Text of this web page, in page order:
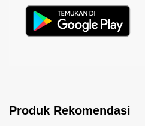
Produk Rekomendasi